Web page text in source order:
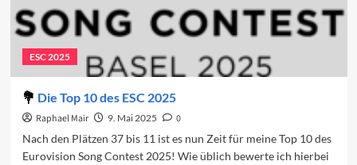
ESC 2025
Die Top 10 des ESC 2025
Raphael Mair 9. Mai 2025
0
Nach den Plätzen 37 bis 11 ist es nun Zeit für meine Top 10 des
Eurovision Song Contest 2025! Wie üblich bewerte ich hierbei